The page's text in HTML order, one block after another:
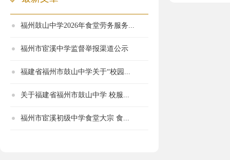
福州鼓山中学2026年食堂劳务服务...
福州市宦溪中学监督举报渠道公示
福建省福州市鼓山中学关于“校园...
关于福建省福州市鼓山中学 校服...
福州市宦溪初级中学食堂大宗 食...